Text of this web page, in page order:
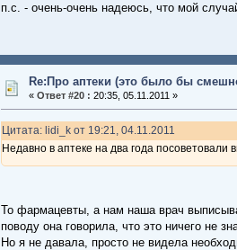
п.с. - очень-очень надеюсь, что мой
Re:Про аптеки (это было бы
« Ответ #20 : 20:35, 05.11.2011 »
Цитата: lidi_k от 19:21, 04.11.2011
Недавно в аптеке на два года посоветовали
То фармацевты, а нам наша врач
поводу она говорила, что это ничего не
Но я не давала, просто не видела